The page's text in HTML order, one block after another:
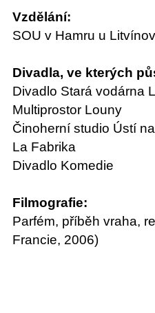
Vzdělání:
SOU v Hamru u
Divadla, ve kterých
Divadlo Stará vodárna
Multiprostor Louny
Činoherní studio Ústí
La Fabrika
Divadlo Komedie
Filmografie:
Parfém, příběh vraha,
Francie, 2006)